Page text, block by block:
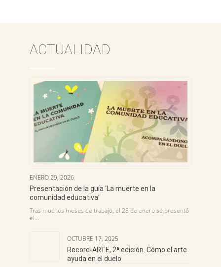
ACTUALIDAD
ENERO 29, 2026
Presentación de la guía ‘La muerte en la
comunidad educativa’
Tras muchos meses de trabajo, el 28 de enero se presentó
el…
OCTUBRE 17, 2025
Record-ARTE, 2ª edición. Cómo el arte
ayuda en el duelo